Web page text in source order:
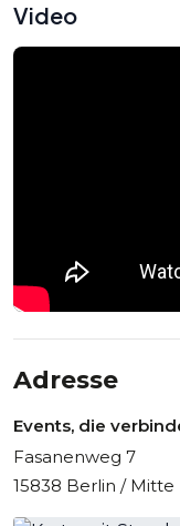
Video
Adresse
Events, die
Fasanenweg 7
15838 Berlin / Mitte